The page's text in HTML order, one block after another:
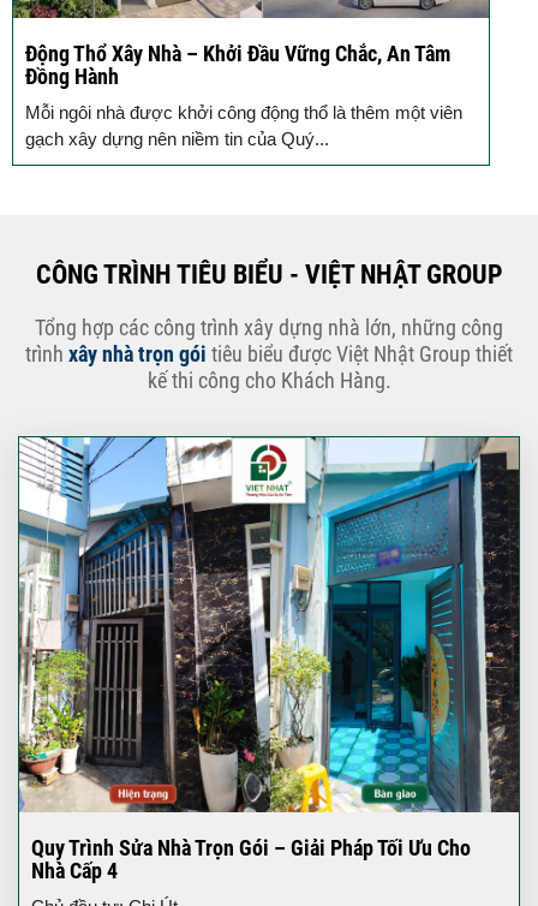
Ký hợp đồng cải tạo – “Thay áo mới” cho ngôi nhà
cũ
Bước đầu cho hành trình nâng tầm không gian sống - Ký
kết hợp đồng cải tạo nhà ở, xây...
CÔNG TRÌNH TIÊU BIỂU - VIỆT NHẬT GROUP
Tổng hợp các công trình xây dựng nhà lớn, những công
trình xây nhà trọn gói tiêu biểu được Việt Nhật Group thiết
kế thi công cho Khách Hàng.
Quy Trình Sửa Nhà Trọn Gói – Giải Pháp Tối Ưu Cho
Nhà Cấp 4